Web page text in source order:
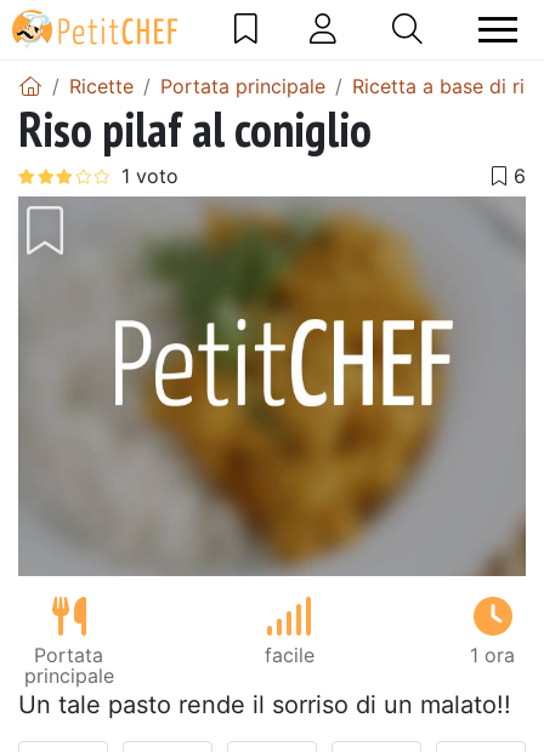
Ricette Portata principale Ricetta a base di
Riso pilaf al coniglio
Portata
principale
facile 1 ora
Un tale pasto rende il sorriso di un malato!!